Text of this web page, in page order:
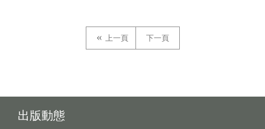
上一頁 下一頁
出版動態